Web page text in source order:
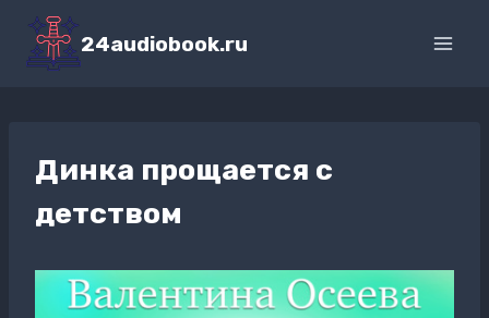
Перейти
содержимому
24audiobook.ru
Динка прощается с
детством